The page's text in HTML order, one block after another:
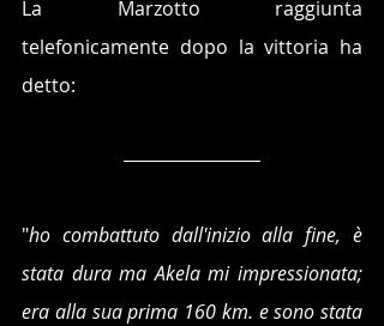
La Marzotto raggiunta
telefonicamente dopo la vittoria ha
detto:
"ho combattuto dall'inizio alla fine, è
stata dura ma Akela mi impressionata;
era alla sua prima 160 km. e sono stata